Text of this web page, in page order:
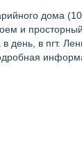
дома
в день, в